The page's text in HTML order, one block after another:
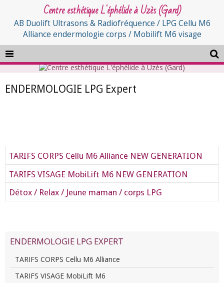
Centre esthétique L'éphélide à Uzès (Gard)
AB Duolift Ultrasons & Radiofréquence / LPG Cellu M6
Alliance endermologie corps / Mobilift M6 visage
ENDERMOLOGIE LPG Expert
TARIFS CORPS Cellu M6 Alliance NEW GENERATION
TARIFS VISAGE MobiLift M6 NEW GENERATION
Détox / Relax / Jeune maman / corps LPG
ENDERMOLOGIE LPG EXPERT
TARIFS CORPS Cellu M6 Alliance
TARIFS VISAGE MobiLift M6